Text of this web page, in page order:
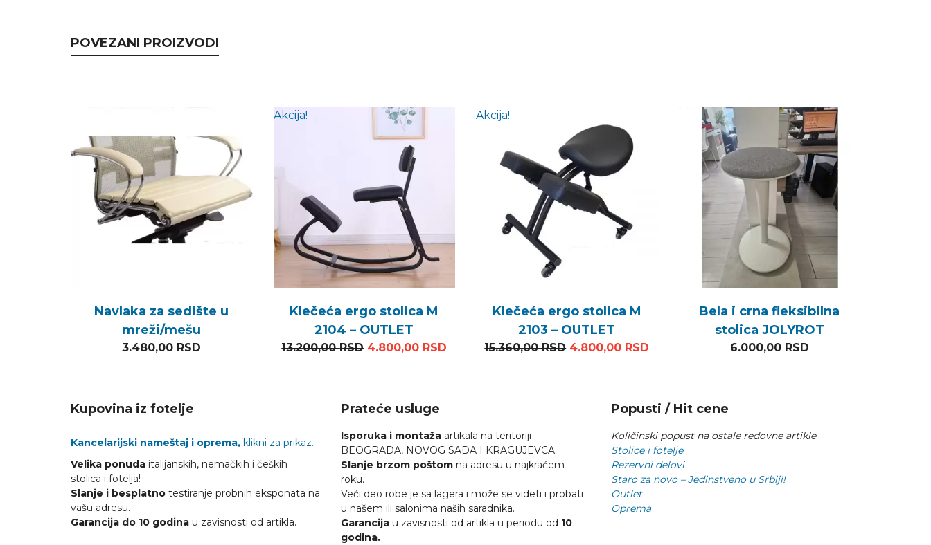
POVEZANI PROIZVODI
Navlaka za sedište u
mreži/mešu
3.480,00 RSD
Akcija!
Klečeća ergo stolica M
2104 – OUTLET
13.200,00RSD Originalna cena je bila: 13.200,00 RSD.
4.800,00 RSD Trenutna cena je: 4.800,00 RSD.
Akcija!
Klečeća ergo stolica M
2103 – OUTLET
15.360,00RSD Originalna cena je bila: 15.360,00 RSD.
4.800,00 RSD Trenutna cena je: 4.800,00 RSD.
Bela i crna fleksibilna
stolica JOLYROT
6.000,00 RSD
Kupovina iz fotelje
Kancelarijski nameštaj i oprema, klikni za prikaz.
Velika ponuda italijanskih, nemačkih i čeških
stolica i fotelja!
Slanje i besplatno testiranje probnih eksponata na
vašu adresu.
Garancija do 10 godina u zavisnosti od artikla.
Prateće usluge
Isporuka i montažaartikala na teritoriji
BEOGRADA, NOVOG SADA I KRAGUJEVCA.
Slanje brzom poštomna adresu u najkraćem
roku.
Veći deo robe je sa lagera i može se videti i probati
u našem ili salonima naših saradnika.
Garancijau zavisnosti od artikla u periodu od 10
godina.
Popusti / Hit cene
Količinski popust na ostale redovne artikle
Stolice i fotelje
Rezervni delovi
Staro za novo – Jedinstveno u Srbiji!
Outlet
Oprema